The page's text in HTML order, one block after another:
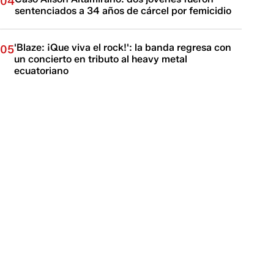
sentenciados a 34 años de cárcel por femicidio
05'Blaze: ¡Que viva el rock!': la banda regresa con
un concierto en tributo al heavy metal
ecuatoriano